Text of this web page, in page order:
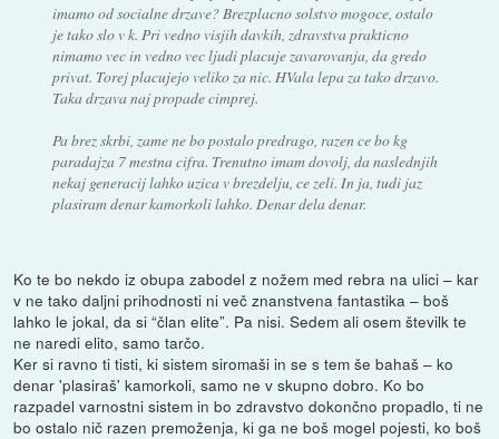
imamo od socialne drzave? Brezplacno solstvo mogoce, ostalo
je tako slo v k. Pri vedno visjih davkih, zdravstva prakticno
nimamo vec in vedno vec ljudi placuje zavarovanja, da gredo
privat. Torej placujejo veliko za nic. HVala lepa za tako drzavo.
Taka drzava naj propade cimprej.
Pa brez skrbi, zame ne bo postalo predrago, razen ce bo kg
paradajza 7 mestna cifra. Trenutno imam dovolj, da naslednjih
nekaj generacij lahko uzica v brezdelju, ce zeli. In ja, tudi jaz
plasiram denar kamorkoli lahko. Denar dela denar.
Ko te bo nekdo iz obupa zabodel z nožem med rebra na ulici – kar
v ne tako daljni prihodnosti ni več znanstvena fantastika – boš
lahko le jokal, da si “član elite”. Pa nisi. Sedem ali osem številk te
ne naredi elito, samo tarčo.
Ker si ravno ti tisti, ki sistem siromaši in se s tem še bahaš – ko
denar 'plasiraš' kamorkoli, samo ne v skupno dobro. Ko bo
razpadel varnostni sistem in bo zdravstvo dokončno propadlo, ti ne
bo ostalo nič razen premoženja, ki ga ne boš mogel pojesti, ko boš